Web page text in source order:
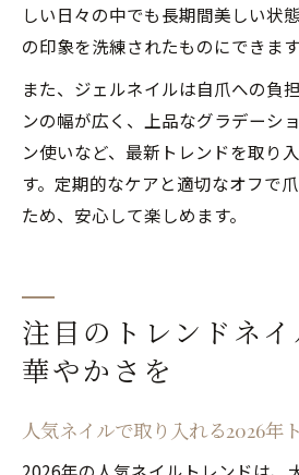
しい日々の中でも長期間美しい状
の印象を洗練されたものにできます
また、ジェルネイルは自爪への負
ンの幅が広く、上品なグラデーシ
ン使いなど、最新トレンドを取り
す。定期的なケアと適切なオフで
ため、安心して楽しめます。
注目のトレンドネ
華やかさを
人気ネイルで取り入れる2026年
2026年の人気ネイルトレンドは、